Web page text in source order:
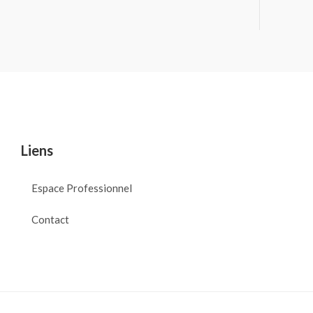
Liens
Espace Professionnel
Contact